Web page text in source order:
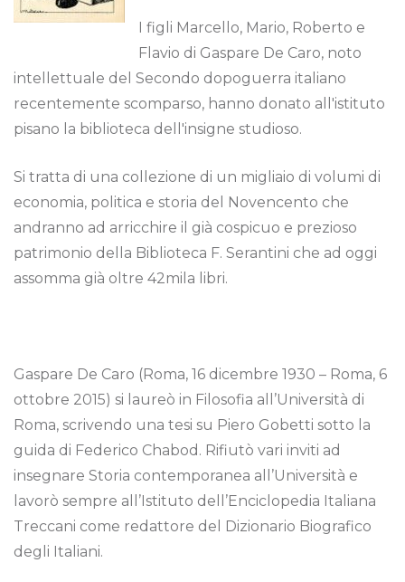
I figli Marcello, Mario, Roberto e
Flavio di Gaspare De Caro, noto
intellettuale del Secondo dopoguerra italiano
recentemente scomparso, hanno donato all'istituto
pisano la biblioteca dell'insigne studioso.
Si tratta di una collezione di un migliaio di volumi di
economia, politica e storia del Novencento che
andranno ad arricchire il già cospicuo e prezioso
patrimonio della Biblioteca F. Serantini che ad oggi
assomma già oltre 42mila libri.
Gaspare De Caro (Roma, 16 dicembre 1930 – Roma, 6
ottobre 2015) si laureò in Filosofia all’Università di
Roma, scrivendo una tesi su Piero Gobetti sotto la
guida di Federico Chabod. Rifiutò vari inviti ad
insegnare Storia contemporanea all’Università e
lavorò sempre all’Istituto dell’Enciclopedia Italiana
Treccani come redattore del Dizionario Biografico
degli Italiani.